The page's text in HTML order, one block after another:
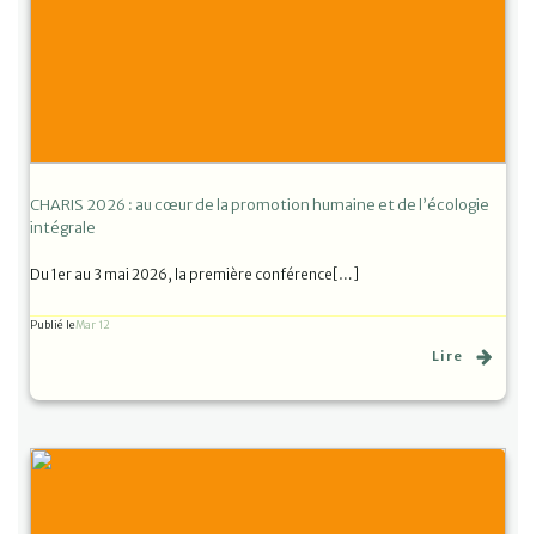
CHARIS 2026 : au cœur de la promotion humaine et de l’écologie
intégrale
Du 1er au 3 mai 2026, la première conférence[…]
Publié leMar 12
Lire